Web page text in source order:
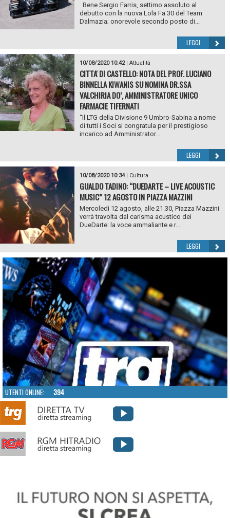
Bene Sergio Farris, settimo assoluto al
debutto con la nuova Lola Fa 30 del Team
Dalmazia; onorevole secondo posto di...
LEGGI
10/08/2020 10:42| Attualità
CITTA' DI CASTELLO: NOTA DEL PROF. LUCIANO
BINNELLA KIWANIS SU NOMINA DR.SSA
VALCHIRIA DO’, AMMINISTRATORE UNICO
FARMACIE TIFERNATI
“Il LTG della Divisione 9 Umbro-Sabina a nome
di tutti i Soci si congratula per il prestigioso
incarico ad Amministrator...
LEGGI
10/08/2020 10:34| Cultura
GUALDO TADINO: “DUEDARTE – LIVE ACOUSTIC
MUSIC” 12 AGOSTO IN PIAZZA MAZZINI
Mercoledì 12 agosto, alle 21.30, Piazza Mazzini
verrà travolta dal carisma acustico dei
DueDarte: la voce ammaliante e r...
LEGGI
UTENTI ONLINE: 394